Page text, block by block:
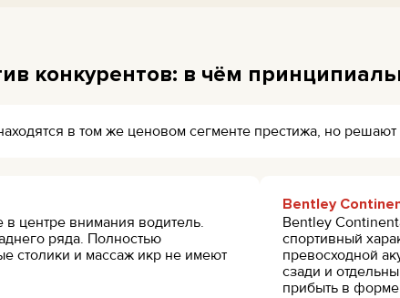
конкурентов: в чём
в том же ценовом сегменте престижа, но решают
в центре внимания водитель.
ряда. Полностью
столики и массаж икр не имеют
Bentley
Bentley
спортивный
превосходной
сзади и
прибыть в